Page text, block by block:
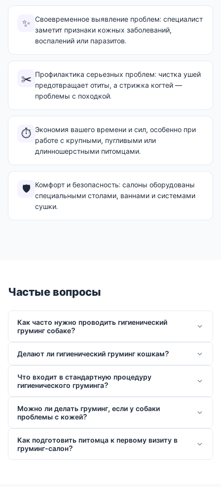
✨ Своевременное выявление проблем: специалист
заметит признаки кожных заболеваний,
воспалений или паразитов.
✂️ Профилактика серьезных проблем: чистка ушей
предотвращает отиты, а стрижка когтей —
проблемы с походкой.
⏱️ Экономия вашего времени и сил, особенно при
работе с крупными, пугливыми или
длинношерстными питомцами.
🛡️
Комфорт и безопасность: салоны оборудованы
специальными столами, ваннами и системами
сушки.
Частые вопросы
Как часто нужно проводить гигиенический
груминг собаке?
Делают ли гигиенический груминг кошкам?
Что входит в стандартную процедуру
гигиенического груминга?
Можно ли делать груминг, если у собаки
проблемы с кожей?
Как подготовить питомца к первому визиту в
груминг-салон?